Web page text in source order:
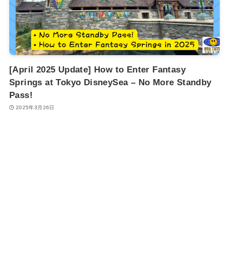
[April 2025 Update] How to Enter Fantasy
Springs at Tokyo DisneySea – No More Standby
Pass!
2025年3月26日